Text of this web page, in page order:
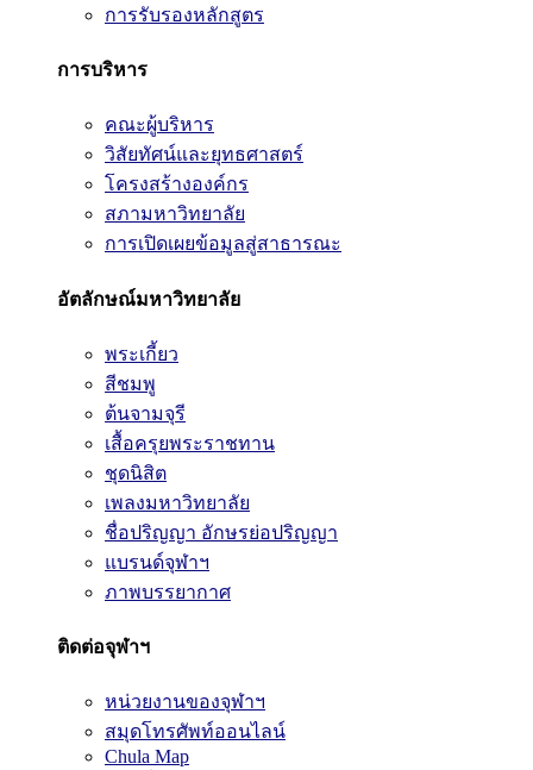
การรับรองหลักสูตร
การบริหาร
คณะผู้บริหาร
วิสัยทัศน์และยุทธศาสตร์
โครงสร้างองค์กร
สภามหาวิทยาลัย
การเปิดเผยข้อมูลสู่สาธารณะ
อัตลักษณ์มหาวิทยาลัย
พระเกี้ยว
สีชมพู
ต้นจามจุรี
เสื้อครุยพระราชทาน
ชุดนิสิต
เพลงมหาวิทยาลัย
ชื่อปริญญา อักษรย่อปริญญา
แบรนด์จุฬาฯ
ภาพบรรยากาศ
ติดต่อจุฬาฯ
หน่วยงานของจุฬาฯ
สมุดโทรศัพท์ออนไลน์
Chula Map